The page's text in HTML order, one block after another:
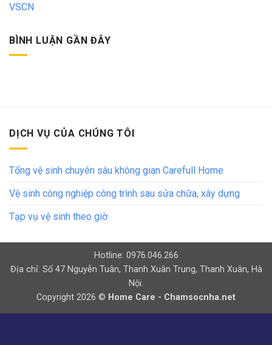
VSCN
BÌNH LUẬN GẦN ĐÂY
DỊCH VỤ CỦA CHÚNG TÔI
Tổng vệ sinh chuyên sâu không gian Carefull Home
Vệ sinh công nghiệp công trình sau sửa chữa, xây dựng
Tạp vụ vệ sinh theo giờ
Hotline: 0976.046.266
Địa chỉ: Số 47 Nguyễn Tuân, Thanh Xuân Trung, Thanh Xuân, Hà
Nội.
Copyright 2026 © Home Care - Chamsocnha.net